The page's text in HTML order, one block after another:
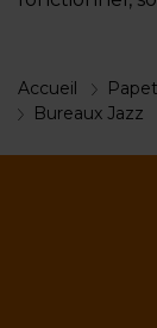
Accueil
Bureaux Jazz